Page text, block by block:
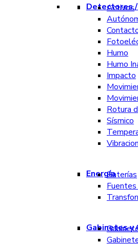
Detectores
Activos
Humo
Humo
Impacto
Rotura
Sísmico
EnergíaBaterías
Gabinetes y